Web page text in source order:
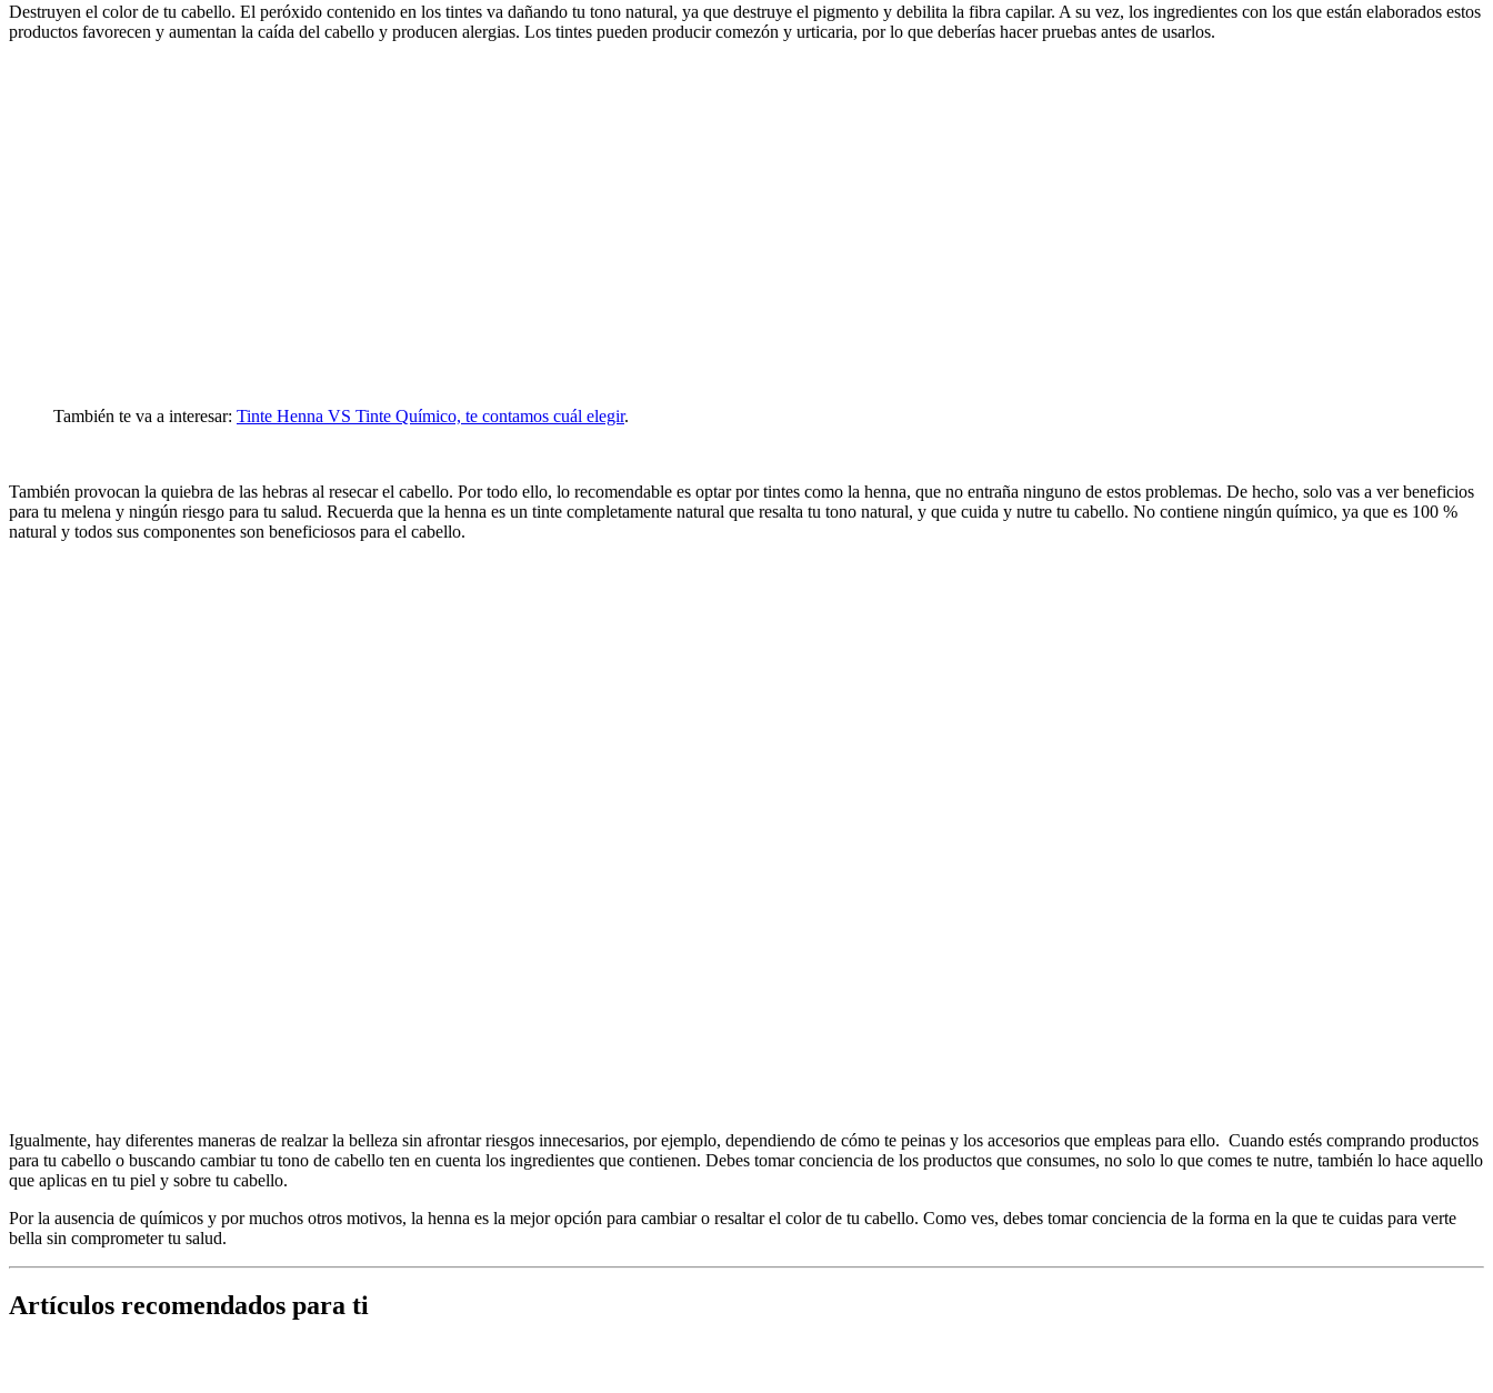
Destruyen el color de tu cabello. El peróxido contenido en los tintes va dañando tu tono natural, ya que destruye el pigmento y debilita la fibra capilar. A su vez, los ingredientes con los que están elaborados estos
productos favorecen y aumentan la caída del cabello y producen alergias. Los tintes pueden producir comezón y urticaria, por lo que deberías hacer pruebas antes de usarlos.
También te va a interesar: Tinte Henna VS Tinte Químico, te contamos cuál elegir.
También provocan la quiebra de las hebras al resecar el cabello. Por todo ello, lo recomendable es optar por tintes como la henna, que no entraña ninguno de estos problemas. De hecho, solo vas a ver beneficios
para tu melena y ningún riesgo para tu salud. Recuerda que la henna es un tinte completamente natural que resalta tu tono natural, y que cuida y nutre tu cabello. No contiene ningún químico, ya que es 100 %
natural y todos sus componentes son beneficiosos para el cabello.
Igualmente, hay diferentes maneras de realzar la belleza sin afrontar riesgos innecesarios, por ejemplo, dependiendo de cómo te peinas y los accesorios que empleas para ello. Cuando estés comprando productos
para tu cabello o buscando cambiar tu tono de cabello ten en cuenta los ingredientes que contienen. Debes tomar conciencia de los productos que consumes, no solo lo que comes te nutre, también lo hace aquello
que aplicas en tu piel y sobre tu cabello.
Por la ausencia de químicos y por muchos otros motivos, la henna es la mejor opción para cambiar o resaltar el color de tu cabello. Como ves, debes tomar conciencia de la forma en la que te cuidas para verte
bella sin comprometer tu salud.
Artículos recomendados para ti